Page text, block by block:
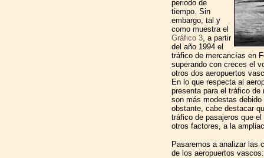
periodo de
tiempo. Sin
embargo, tal y
como muestra el
Gráfico 3, a partir
del año 1994 el
tráfico de mercancías en
superando con creces el
otros dos aeropuertos
En lo que respecta al
presenta para el tráfico
son más modestas
obstante, cabe destacar
tráfico de pasajeros que
otros factores, a la
Pasaremos a analizar las
de los aeropuertos vascos: